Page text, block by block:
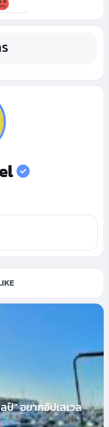
ป์” อยากอัปเลเวล